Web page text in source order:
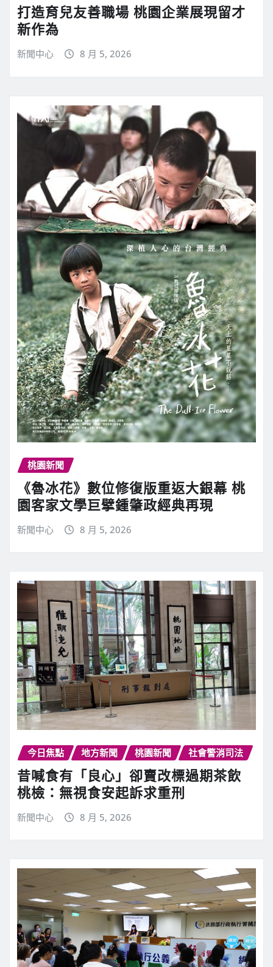
打造育兒友善職場 桃園企業展現留才
新作為
新聞中心 8 月 5, 2026
桃園新聞
《魯冰花》數位修復版重返大銀幕 桃
園客家文學巨擘鍾肇政經典再現
新聞中心 8 月 5, 2026
今日焦點 地方新聞 桃園新聞 社會警消司法
昔喊食有「良心」卻賣改標過期茶飲
桃檢：無視食安起訴求重刑
新聞中心 8 月 5, 2026